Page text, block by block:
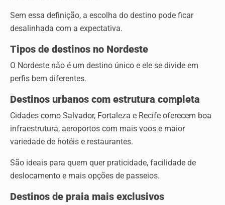
Sem essa definição, a escolha do destino pode ficar
desalinhada com a expectativa.
Tipos de destinos no Nordeste
O Nordeste não é um destino único e ele se divide em
perfis bem diferentes.
Destinos urbanos com estrutura completa
Cidades como Salvador, Fortaleza e Recife oferecem boa
infraestrutura, aeroportos com mais voos e maior
variedade de hotéis e restaurantes.
São ideais para quem quer praticidade, facilidade de
deslocamento e mais opções de passeios.
Destinos de praia mais exclusivos